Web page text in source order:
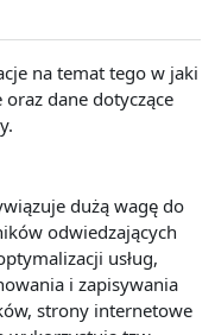
na temat tego w jaki
dane dotyczące
dużą wagę do
odwiedzających
usług,
i zapisywania
strony internetowe